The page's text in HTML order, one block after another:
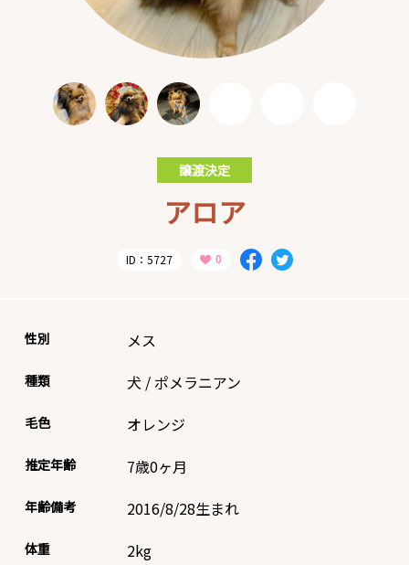
譲渡決定
アロア
ID：5727
性別 メス
種類 犬 / ポメラニアン
毛色 オレンジ
推定年齢 7歳0ヶ月
年齢備考 2016/8/28生まれ
体重 2kg